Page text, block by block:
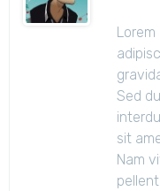
Sed
sit
Nam